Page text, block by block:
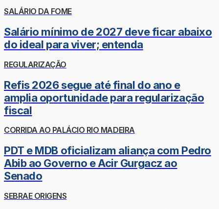
SALÁRIO DA FOME
Salário mínimo de 2027 deve ficar abaixo
do ideal para viver; entenda
REGULARIZAÇÃO
Refis 2026 segue até final do ano e
amplia oportunidade para regularização
fiscal
CORRIDA AO PALÁCIO RIO MADEIRA
PDT e MDB oficializam aliança com Pedro
Abib ao Governo e Acir Gurgacz ao
Senado
SEBRAE ORIGENS